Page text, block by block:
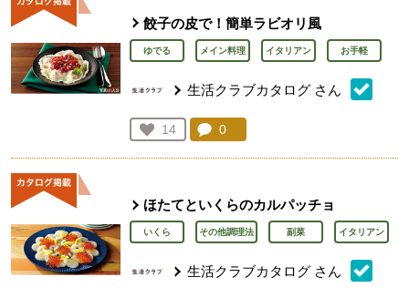
餃子の皮で！簡単ラビオリ風
ゆでる メイン料理 イタリアン お手軽
生活クラブカタログ さん
お気に入り登録：
14
人が登録
コメント：
0
ほたてといくらのカルパッチョ
いくら その他調理法 副菜 イタリアン
生活クラブカタログ さん